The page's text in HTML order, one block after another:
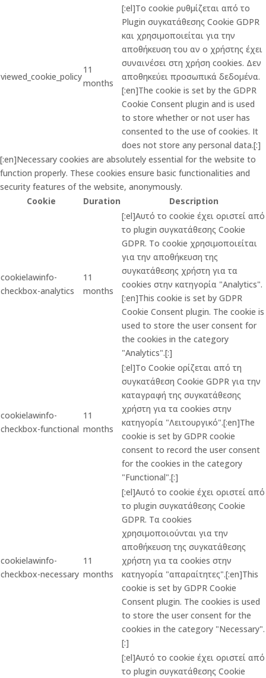
viewed_cookie_policy
11
months
[:el]Το cookie ρυθμίζεται από το
Plugin συγκατάθεσης Cookie GDPR
και χρησιμοποιείται για την
αποθήκευση του αν ο χρήστης έχει
συναινέσει στη χρήση cookies. Δεν
αποθηκεύει προσωπικά δεδομένα.
[:en]The cookie is set by the GDPR
Cookie Consent plugin and is used
to store whether or not user has
consented to the use of cookies. It
does not store any personal data.[:]
[:en]Necessary cookies are absolutely essential for the website to
function properly. These cookies ensure basic functionalities and
security features of the website, anonymously.
Cookie
Duration Description
cookielawinfo-
checkbox-analytics
11
months
[:el]Αυτό το cookie έχει οριστεί από
το plugin συγκατάθεσης Cookie
GDPR. Το cookie χρησιμοποιείται
για την αποθήκευση της
συγκατάθεσης χρήστη για τα
cookies στην κατηγορία "Analytics".
[:en]This cookie is set by GDPR
Cookie Consent plugin. The cookie is
used to store the user consent for
the cookies in the category
"Analytics".[:]
cookielawinfo-
checkbox-functional
11
months
[:el]Το Cookie ορίζεται από τη
συγκατάθεση Cookie GDPR για την
καταγραφή της συγκατάθεσης
χρήστη για τα cookies στην
κατηγορία "Λειτουργικό".[:en]The
cookie is set by GDPR cookie
consent to record the user consent
for the cookies in the category
"Functional".[:]
cookielawinfo-
checkbox-necessary
11
months
[:el]Αυτό το cookie έχει οριστεί από
το plugin συγκατάθεσης Cookie
GDPR. Τα cookies
χρησιμοποιούνται για την
αποθήκευση της συγκατάθεσης
χρήστη για τα cookies στην
κατηγορία "απαραίτητες".[:en]This
cookie is set by GDPR Cookie
Consent plugin. The cookies is used
to store the user consent for the
cookies in the category "Necessary".
[:]
[:el]Αυτό το cookie έχει οριστεί από
το plugin συγκατάθεσης Cookie